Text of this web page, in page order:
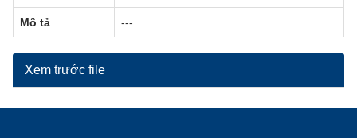
Mô tả ---
Xem trước file